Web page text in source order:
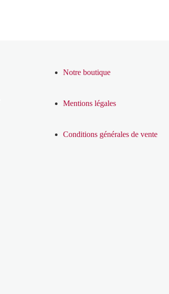
Notre boutique
Mentions légales
Conditions générales de vente